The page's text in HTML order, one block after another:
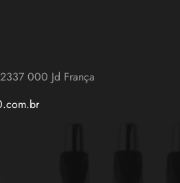
000 Jd França